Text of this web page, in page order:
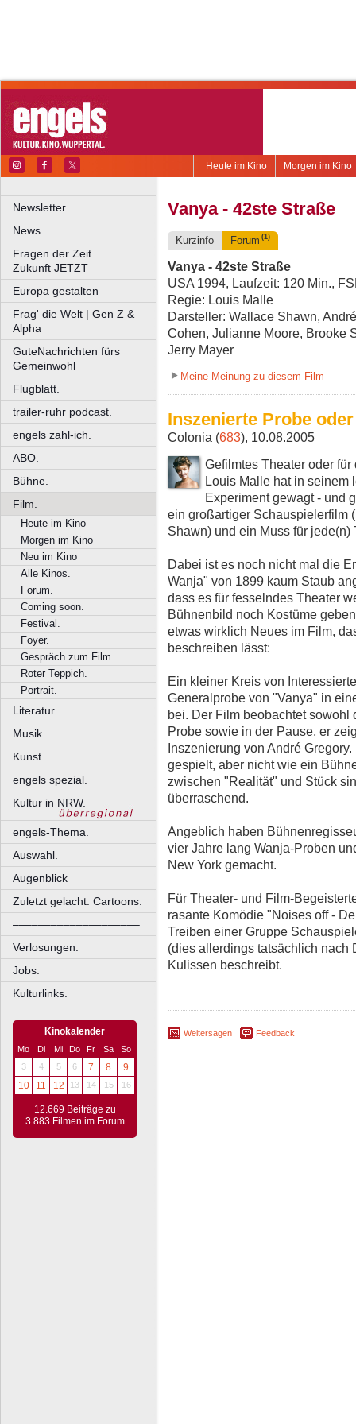
Morgen im Kino
Heute im Kino
Newsletter.
News.
Fragen der Zeit
Zukunft JETZT
Europa gestalten
Frag' die Welt | Gen Z &
Alpha
GuteNachrichten fürs
Gemeinwohl
Flugblatt.
trailer-ruhr podcast.
engels zahl-ich.
ABO.
Bühne.
Film.
Heute im Kino
Morgen im Kino
Neu im Kino
Alle Kinos.
Forum.
Coming soon.
Festival.
Foyer.
Gespräch zum Film.
Roter Teppich.
Portrait.
Literatur.
Musik.
Kunst.
engels spezial.
Kultur in NRW.
engels-Thema.
Auswahl.
Augenblick
Zuletzt gelacht: Cartoons.
––––––––––––––––––––
Verlosungen.
Jobs.
Kulturlinks.
Kinokalender
Mo Di Mi Do Fr Sa
So
3
4 5 6 7 8
9
10
11 12 13 14 15 16
12.669 Beiträge zu
3.883 Filmen im Forum
Vanya - 42ste Straße
Kurzinfo Forum (1)
Vanya - 42ste Straße
USA 1994, Laufzeit: 120 Min.,
Regie: Louis Malle
Darsteller: Wallace Shawn,
Cohen, Julianne Moore, Brooke
Jerry Mayer
Meine Meinung zu diesem Film
Inszenierte Probe
Colonia (683), 10.08.2005
Gefilmtes Theater oder
Louis Malle hat in seinem
Experiment gewagt - und
ein großartiger Schauspielerfilm
Shawn) und ein Muss für jede(n)
Dabei ist es noch nicht mal die
Wanja" von 1899 kaum Staub
dass es für fesselndes Theater
Bühnenbild noch Kostüme
etwas wirklich Neues im Film,
beschreiben lässt:
Ein kleiner Kreis von
Generalprobe von "Vanya" in
bei. Der Film beobachtet sowohl
Probe sowie in der Pause, er
Inszenierung von André
gespielt, aber nicht wie ein
zwischen "Realität" und Stück
überraschend.
Angeblich haben
vier Jahre lang Wanja-Proben
New York gemacht.
Für Theater- und Film-
rasante Komödie "Noises off -
Treiben einer Gruppe
(dies allerdings tatsächlich nach
Kulissen beschreibt.
Weitersagen Feedback